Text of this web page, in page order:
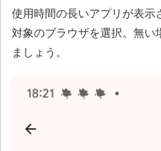
使用時間の長いアプリが表示
対象のブラウザを選択。無い
ましょう。